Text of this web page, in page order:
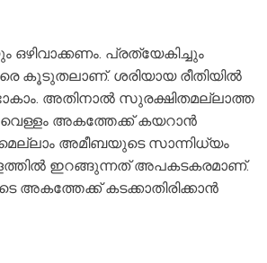
പ്രത്യേകിച്ചും
കൂടുതലാണ്. ശരിയായ രീതിയിൽ
അതിനാൽ സുരക്ഷിതമല്ലാത്ത
വെള്ളം അകത്തേക്ക് കയറാൻ
അമീബയുടെ സാന്നിധ്യം
ഇറങ്ങുന്നത് അപകടകരമാണ്.
അകത്തേക്ക് കടക്കാതിരിക്കാൻ